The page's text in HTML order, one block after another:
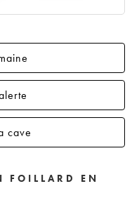
cave
FOILLARD EN